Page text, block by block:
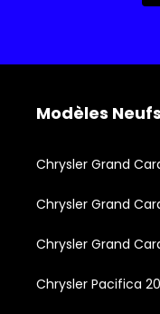
Modèles Neufs
Chrysler Grand
Chrysler Grand
Chrysler Grand
Chrysler Pacifica